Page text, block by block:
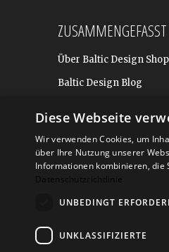
ZUSAMMENGEFASST
Über Baltic Design Shop
Baltic Design Blog
Für BtoB: Design
Shop
Diese Webseite
Wir verwenden Cookies, um
über Ihre Nutzung unserer
Informationen kombinieren, die
Datenschutzrichtlinie
UNBEDINGT
UNKLASSIFIZIERTE